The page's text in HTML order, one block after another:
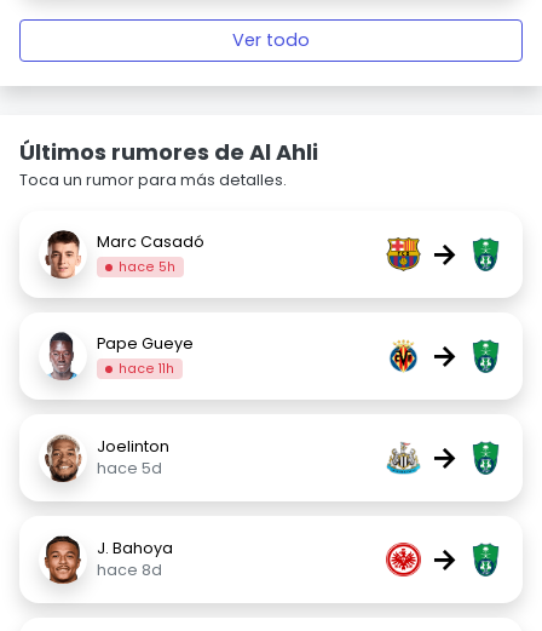
Ver todo
Últimos rumores de Al Ahli
Toca un rumor para más detalles.
Marc Casadó
hace 5h →
Pape Gueye
hace 11h →
Joelinton
hace 5d
→
J. Bahoya
hace 8d
→